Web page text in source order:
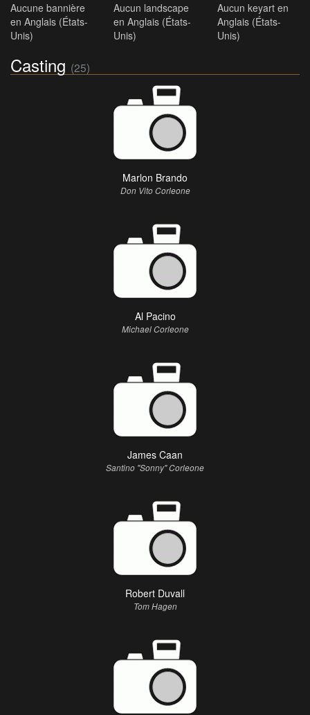
Aucune bannière
en Anglais (États-
Unis)
Aucun landscape
en Anglais (États-
Unis)
Aucun keyart en
Anglais (États-
Unis)
Casting (25)
Marlon Brando
Don Vito Corleone
Al Pacino
Michael Corleone
James Caan
Santino "Sonny" Corleone
Robert Duvall
Tom Hagen